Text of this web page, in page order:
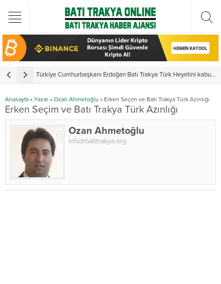
Türkiye Cumhurbaşkanı Erdoğan Batı Trakya Türk Heyetini kabul etti
Anasayfa » Yazar » Ozan Ahmetoğlu » Erken Seçim ve Batı Trakya Türk Azınlığı
Erken Seçim ve Batı Trakya Türk Azınlığı
Ozan Ahmetoğlu
info@batitrakya.org